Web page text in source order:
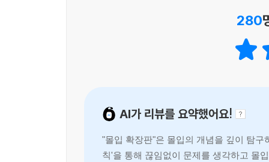
생각하는 명상적 사고다. 진정한 몰입에 이르기
통해 더 이상 인생을 낭비하지 않고, 후회 없이 행
+ 17년간의 종단 연구로 보편성을 획득한 몰입의
몰입을 경험했던 학생들은 10년 후에 어떻게 되
받으며 아낌없는 응원과 피드백을 보내왔다. 이
『몰입』은 내가 22살에 홀로 재수하며 읽었던
무엇이든 해결할 수 있다’는 믿음을 가지고 은둔
『몰입 확장판』에 그 답이 있다. 내가 경험한 몰
280
AI가 리뷰를 요약했어요!
"몰입 확장판"은 몰입의 개념을 깊이 탐
칙'을 통해 끊임없이 문제를 생각하고 몰